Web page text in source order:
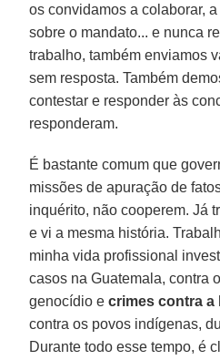
os convidamos a colaborar,
sobre o mandato... e nunca
trabalho, também enviamos
sem resposta. Também
contestar e responder às
responderam.
É bastante comum que
missões de apuração de
inquérito, não cooperem. Já
e vi a mesma história.
minha vida profissional
casos na Guatemala, contra o
genocídio ecrimes contra a
contra os povos indígenas,
Durante todo esse tempo, é